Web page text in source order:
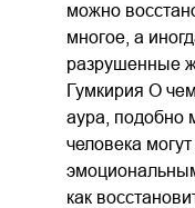
можно
многое, а
разрушенные
Гумкирия О
аура, подобно
человека
как